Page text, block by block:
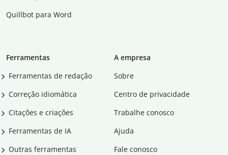
Quillbot para Word
Ferramentas
Ferramentas de redação
Correção idiomática
Citações e criações
Ferramentas de IA
Outras ferramentas
A empresa
Sobre
Centro de privacidade
Trabalhe conosco
Ajuda
Fale conosco